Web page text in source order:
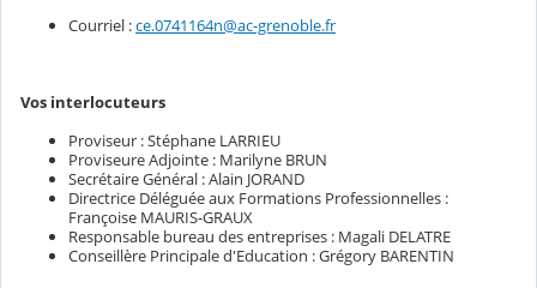
Courriel :ce.0741164n@ac-grenoble.fr
Vos interlocuteurs
Proviseur : Stéphane LARRIEU
Proviseure Adjointe : Marilyne BRUN
Secrétaire Général : Alain JORAND
Directrice Déléguée aux Formations Professionnelles :
Françoise MAURIS-GRAUX
Responsable bureau des entreprises : Magali DELATRE
Conseillère Principale d'Education : Grégory BARENTIN